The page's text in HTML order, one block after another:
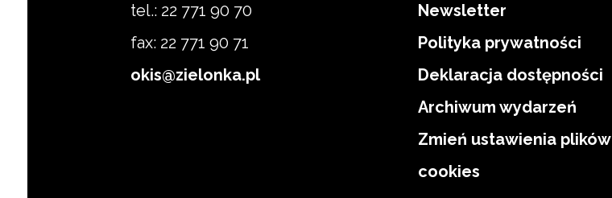
tel.: 22 771 90 70
fax: 22 771 90 71
okis@zielonka.pl
Newsletter
Polityka prywatności
Deklaracja dostępności
Archiwum wydarzeń
Zmień ustawienia plików
cookies